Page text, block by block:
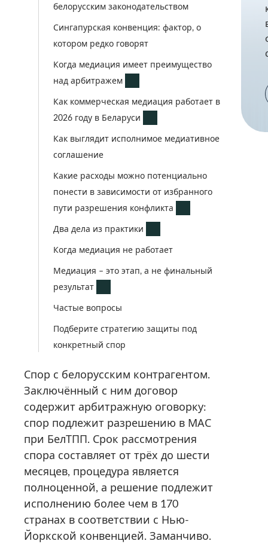
белорусским законодательством
Сингапурская конвенция: фактор, о
котором редко говорят
Когда медиация имеет преимущество
над арбитражем
Как коммерческая медиация работает в
2026 году в Беларуси
Как выглядит исполнимое медиативное
соглашение
Какие расходы можно потенциально
понести в зависимости от избранного
пути разрешения конфликта
Два дела из практики
Когда медиация не работает
Медиация – это этап, а не финальный
результат
Частые вопросы
Подберите стратегию защиты под
конкретный спор
Спор с белорусским контрагентом.
Заключённый с ним договор
содержит арбитражную оговорку:
спор подлежит разрешению в МАС
при БелТПП. Срок рассмотрения
спора составляет от трёх до шести
месяцев, процедура является
полноценной, а решение подлежит
исполнению более чем в 170
странах в соответствии с Нью-
Йоркской конвенцией. Заманчиво.